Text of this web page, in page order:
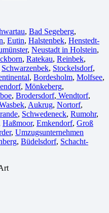
, Bad Segeberg,
, Eutin, Halstenbek, Henstedt-
, Neustadt in Holstein,
, Ratekau, Reinbek,
Schwarzenbek, Stockelsdorf,
, Bordesholm, Molfsee,
, Mönkeberg,
, Brodersdorf, Wendtorf,
, Aukrug, Nortorf,
, Schwedeneck, Rumohr,
Haßmoor, Emkendorf, Groß
, Umzugsunternehmen
, Büdelsdorf, Schacht-